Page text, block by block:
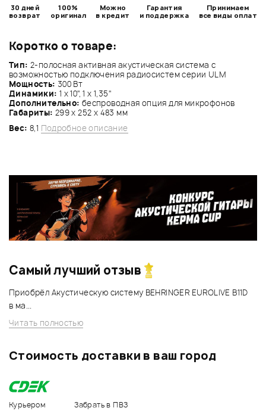
Коротко о товаре:
Тип: 2-полосная активная акустическая система с
возможностью подключения радиосистем серии ULM
Мощность: 300 Вт
Динамики: 1 х 10", 1 х 1,35"
Дополнительно: беспроводная опция для микрофонов
Габариты: 299 х 252 х 483 мм
Вес: 8,1 Подробное описание
30 дней
возврат
100%
оригинал
Можно
в кредит
Гарантия
и поддержка
Принимаем
все виды оплат
Самый лучший отзыв
Приобрёл Акустическую систему BEHRINGER EUROLIVE B11D
в ма...
Читать полностью
Стоимость доставки в ваш город
Курьером
Забрать в ПВЗ